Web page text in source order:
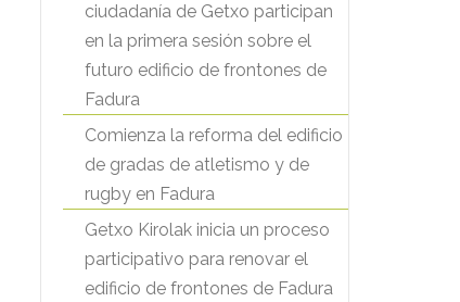
ciudadanía de Getxo participan
en la primera sesión sobre el
futuro edificio de frontones de
Fadura
Comienza la reforma del edificio
de gradas de atletismo y de
rugby en Fadura
Getxo Kirolak inicia un proceso
participativo para renovar el
edificio de frontones de Fadura